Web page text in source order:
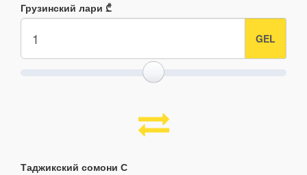
Грузинский лари ₾
Таджикский сомони С